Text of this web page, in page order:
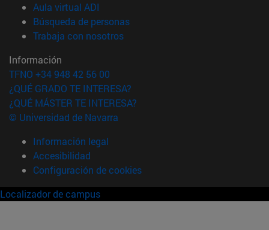
Aula virtual ADI
Búsqueda de personas(abre en nueva ventana)
Trabaja con nosotros(abre en nueva ventana)
Información
TFNO +34 948 42 56 00
¿QUÉ GRADO TE INTERESA?
¿QUÉ MÁSTER TE INTERESA?
© Universidad de Navarra
Información legal
Accesibilidad
Configuración de cookies
Localizador de campus